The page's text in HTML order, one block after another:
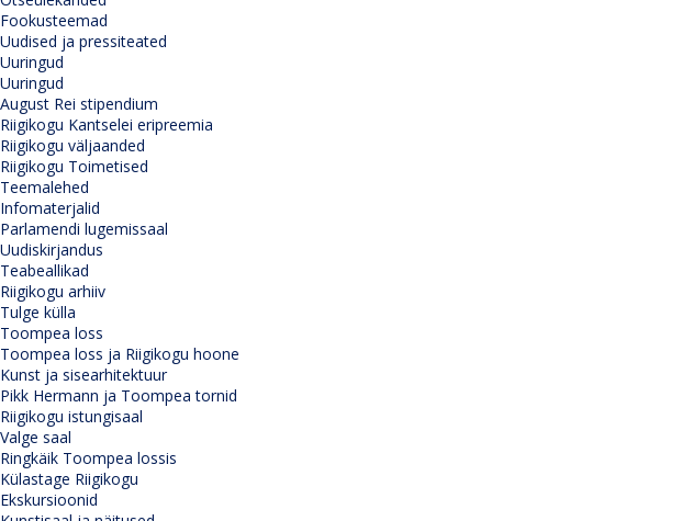
Fookusteemad
Uudised ja pressiteated
Uuringud
Uuringud
August Rei stipendium
Riigikogu Kantselei eripreemia
Riigikogu väljaanded
Riigikogu Toimetised
Teemalehed
Infomaterjalid
Parlamendi lugemissaal
Uudiskirjandus
Teabeallikad
Riigikogu arhiiv
Tulge külla
Toompea loss
Toompea loss ja Riigikogu hoone
Kunst ja sisearhitektuur
Pikk Hermann ja Toompea tornid
Riigikogu istungisaal
Valge saal
Ringkäik Toompea lossis
Külastage Riigikogu
Ekskursioonid